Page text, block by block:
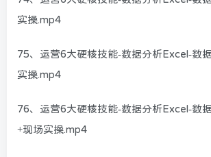
实操.mp4
75、运营6大硬核技能-数据分析Excel-数
实操.mp4
76、运营6大硬核技能-数据分析Excel-数
+现场实操.mp4